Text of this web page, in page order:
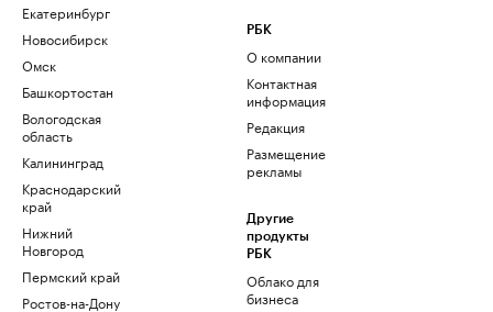
Екатеринбург
Новосибирск
Омск
Башкортостан
Вологодская
область
Калининград
Краснодарский
край
Нижний
Новгород
Пермский край
Ростов-на-Дону
РБК
О компании
Контактная
информация
Редакция
Размещение
рекламы
Другие
продукты
РБК
Облако для
бизнеса